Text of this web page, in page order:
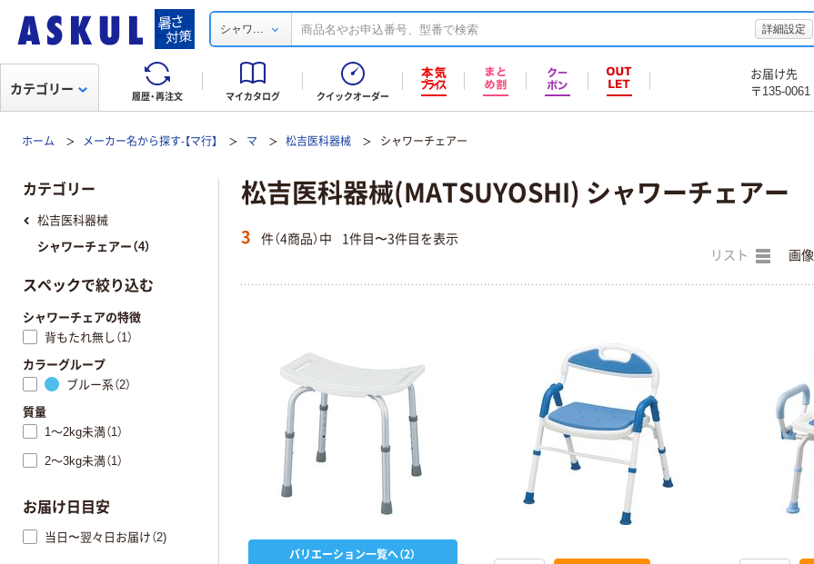
シャワ... 詳細設定
履歴・再注文 マイカタログ クイックオーダー
お届け先
〒135-0061
カテゴリー
ホーム メーカー名から探す-【マ行】 マ 松吉医科器械 シャワーチェアー
松吉医科器械(MATSUYOSHI) シャワーチェアー
3 件（4商品）中 1件目〜3件目を表示
リスト 画像
バリエーション一覧へ（2）
カテゴリー
松吉医科器械
シャワーチェアー（4）
スペックで絞り込む
シャワーチェアの特徴
背もたれ無し（1）
カラーグループ
ブルー系（2）
質量
1～2kg未満（1）
2～3kg未満（1）
お届け日目安
当日〜翌々日お届け（2)